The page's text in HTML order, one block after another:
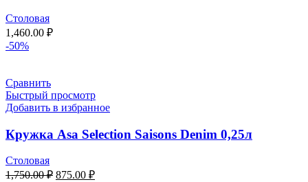
Столовая
1,460.00 ₽
-50%
Сравнить
Быстрый просмотр
Добавить в избранное
Кружка Asa Selection Saisons Denim 0,25л
Столовая
1,750.00₽ 875.00 ₽